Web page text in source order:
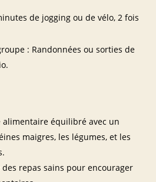
de jogging ou de vélo, 2 fois
: Randonnées ou sorties de
alimentaire équilibré avec un
maigres, les légumes, et les
repas sains pour encourager